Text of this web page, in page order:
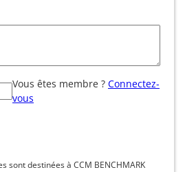
Vous êtes membre ? Connectez-
vous
sont destinées à CCM BENCHMARK